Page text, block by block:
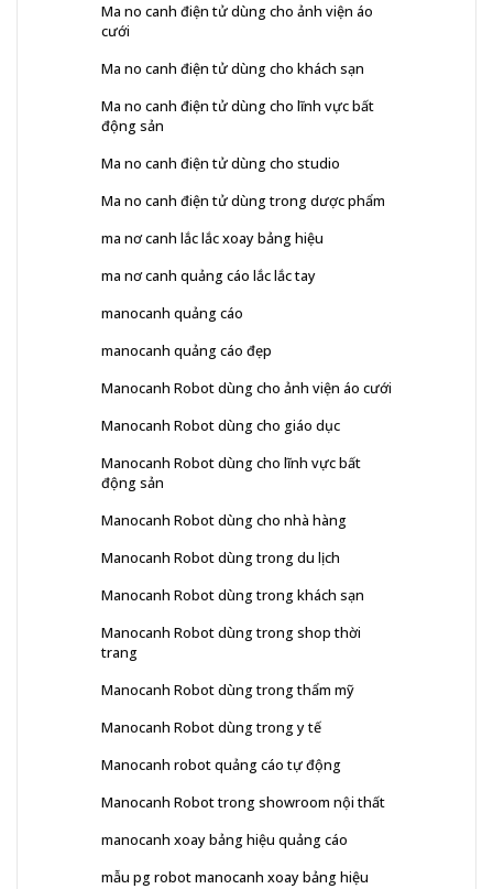
Ma no canh điện tử dùng cho ảnh viện áo
cưới
Ma no canh điện tử dùng cho khách sạn
Ma no canh điện tử dùng cho lĩnh vực bất
động sản
Ma no canh điện tử dùng cho studio
Ma no canh điện tử dùng trong dược phẩm
ma nơ canh lắc lắc xoay bảng hiệu
ma nơ canh quảng cáo lắc lắc tay
manocanh quảng cáo
manocanh quảng cáo đẹp
Manocanh Robot dùng cho ảnh viện áo cưới
Manocanh Robot dùng cho giáo dục
Manocanh Robot dùng cho lĩnh vực bất
động sản
Manocanh Robot dùng cho nhà hàng
Manocanh Robot dùng trong du lịch
Manocanh Robot dùng trong khách sạn
Manocanh Robot dùng trong shop thời
trang
Manocanh Robot dùng trong thẩm mỹ
Manocanh Robot dùng trong y tế
Manocanh robot quảng cáo tự động
Manocanh Robot trong showroom nội thất
manocanh xoay bảng hiệu quảng cáo
mẫu pg robot manocanh xoay bảng hiệu